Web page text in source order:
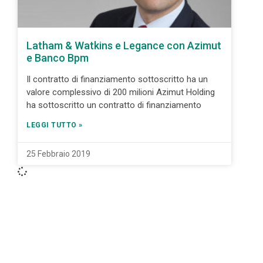
Latham & Watkins e Legance con Azimut
e Banco Bpm
Il contratto di finanziamento sottoscritto ha un
valore complessivo di 200 milioni Azimut Holding
ha sottoscritto un contratto di finanziamento
LEGGI TUTTO »
25 Febbraio 2019